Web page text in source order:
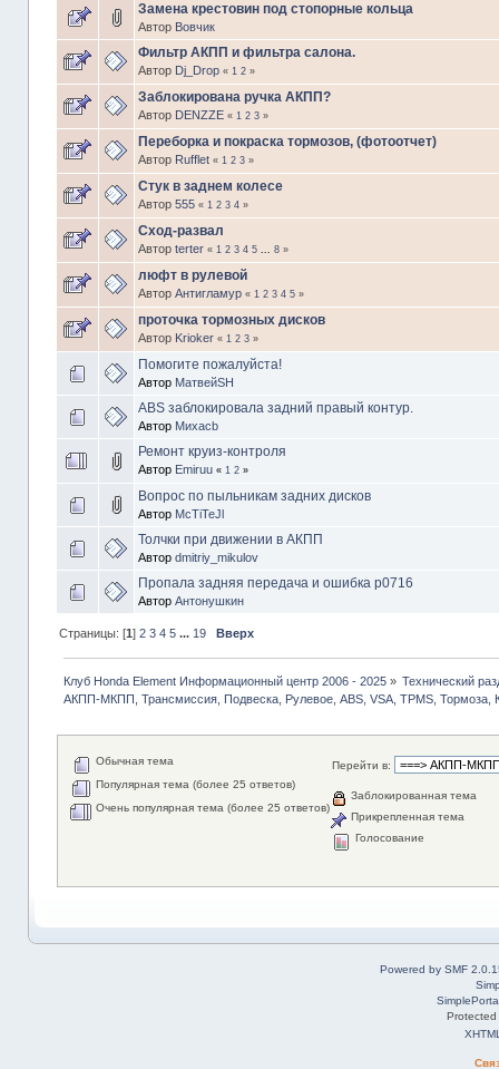
Замена крестовин под стопорные кольца
Автор Вовчик
Фильтр АКПП и фильтра салона.
Автор Dj_Drop « 1 2»
Заблокирована ручка АКПП?
Автор DENZZE « 1 2 3»
Переборка и покраска тормозов, (фотоотчет)
Автор Rufflet « 1 2 3»
Стук в заднем колесе
Автор 555 « 1 2 3 4»
Сход-развал
Автор terter « 1 2 3 4 5 ... 8»
люфт в рулевой
Автор Антигламур « 1 2 3 4 5»
проточка тормозных дисков
Автор Krioker « 1 2 3»
Помогите пожалуйста!
Автор МатвейSH
ABS заблокировала задний правый контур.
Автор Михаcb
Ремонт круиз-контроля
Автор Emiruu « 1 2»
Вопрос по пыльникам задних дисков
Автор McTiTeJl
Толчки при движении в АКПП
Автор dmitriy_mikulov
Пропала задняя передача и ошибка p0716
Автор Антонушкин
Страницы: [1] 2 3 4 5 ... 19 Вверх
Клуб Honda Element Информационный центр 2006 - 2025» Технический
АКПП-МКПП, Трансмиссия, Подвеска, Рулевое, ABS, VSA, TPMS, Тормоза,
Перейти в:
Обычная тема
Популярная тема (более 25 ответов)
Очень популярная тема (более 25 ответов)
Заблокированная тема
Прикрепленная тема
Голосование
Powered by SMF